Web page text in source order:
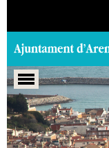
Portada > Regidories